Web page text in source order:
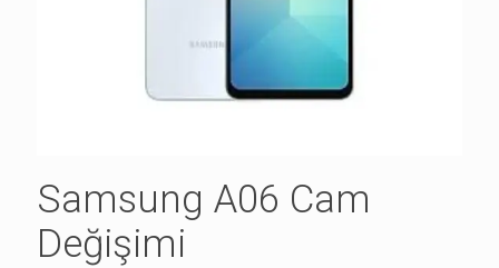
Samsung A06 Cam
Değişimi